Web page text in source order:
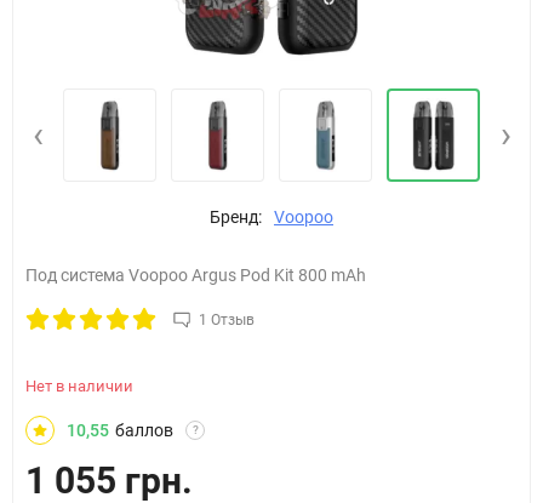
‹ ›
Бренд: Voopoo
Под система Voopoo Argus Pod Kit 800 mAh
1 Отзыв
Нет в наличии
10,55 баллов ?
1 055 грн.